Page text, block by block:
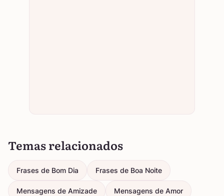
Temas relacionados
Frases de Bom Dia Frases de Boa Noite
Mensagens de Amizade Mensagens de Amor